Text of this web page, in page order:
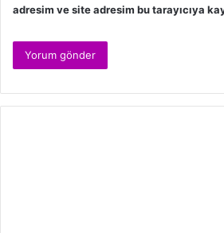
adresim ve site adresim bu tarayıcıya